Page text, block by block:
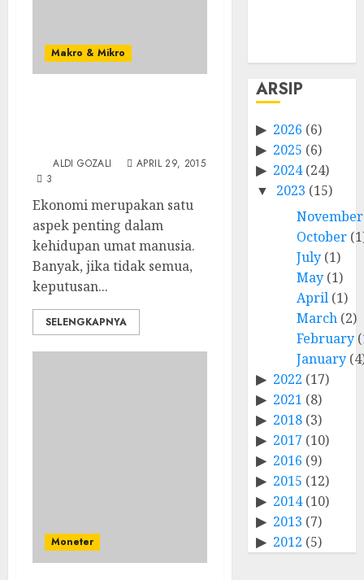
Makro & Mikro
ALDI GOZALI
APRIL 29, 2015
3
Ekonomi merupakan satu
aspek penting dalam
kehidupan umat manusia.
Banyak, jika tidak semua,
keputusan...
SELENGKAPNYA
Moneter
ARSIP
2026 (6)
2025 (6)
2024(24)
2023 (15)
November
October
July (1)
May (1)
April (1)
March (2)
February
January
2022 (17)
2021 (8)
2018 (3)
2017 (10)
2016 (9)
2015 (12)
2014(10)
2013 (7)
2012 (5)